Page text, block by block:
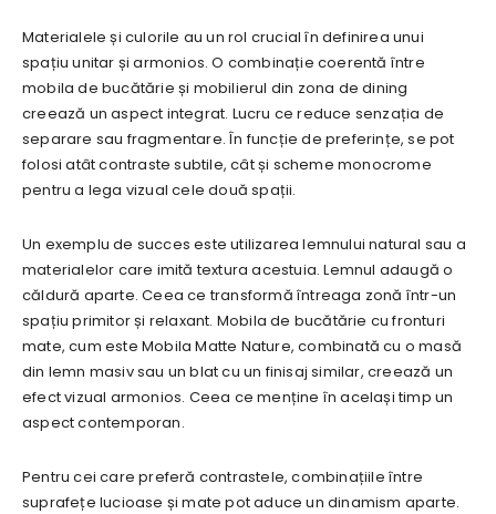
Materialele și culorile au un rol crucial în definirea unui
spațiu unitar și armonios. O combinație coerentă între
mobila de bucătărie și mobilierul din zona de dining
creează un aspect integrat. Lucru ce reduce senzația de
separare sau fragmentare. În funcție de preferințe, se pot
folosi atât contraste subtile, cât și scheme monocrome
pentru a lega vizual cele două spații.
Un exemplu de succes este utilizarea lemnului natural sau a
materialelor care imită textura acestuia. Lemnul adaugă o
căldură aparte. Ceea ce transformă întreaga zonă într-un
spațiu primitor și relaxant. Mobila de bucătărie cu fronturi
mate, cum este Mobila Matte Nature, combinată cu o masă
din lemn masiv sau un blat cu un finisaj similar, creează un
efect vizual armonios. Ceea ce menține în același timp un
aspect contemporan.
Pentru cei care preferă contrastele, combinațiile între
suprafețe lucioase și mate pot aduce un dinamism aparte.